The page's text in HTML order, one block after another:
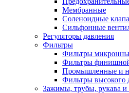
Мембранные
Соленоидные
Сильфонные
Регуляторы давления
Фильтры
Фильтры
Фильтры
Промышленные и
Фильтры высокого
Зажимы, трубы, рукава и